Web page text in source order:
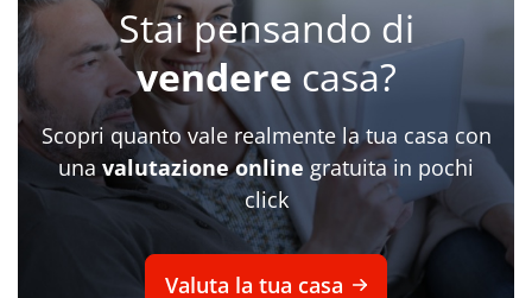
Stai pensando di
vendere casa?
Scopri quanto vale realmente la tua casa con
una valutazione onlinegratuita in pochi
click
Valuta la tua casa